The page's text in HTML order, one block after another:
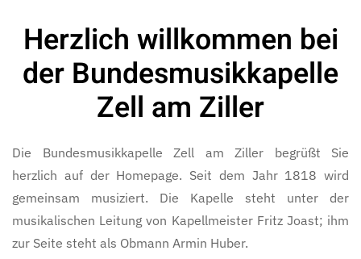
Herzlich willkommen bei
der Bundesmusikkapelle
Zell am Ziller
Die Bundesmusikkapelle Zell am Ziller begrüßt Sie
herzlich auf der Homepage. Seit dem Jahr 1818 wird
gemeinsam musiziert. Die Kapelle steht unter der
musikalischen Leitung von Kapellmeister Fritz Joast; ihm
zur Seite steht als Obmann Armin Huber.